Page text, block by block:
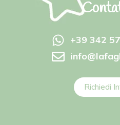
+39 342
Richiedi